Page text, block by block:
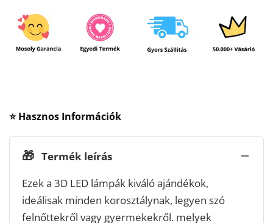
⭐ Hasznos Információk
🎁 Termék leírás
Ezek a 3D LED lámpák kiváló ajándékok,
ideálisak minden korosztálynak, legyen szó
felnőttekről vagy gyermekekről. melyek